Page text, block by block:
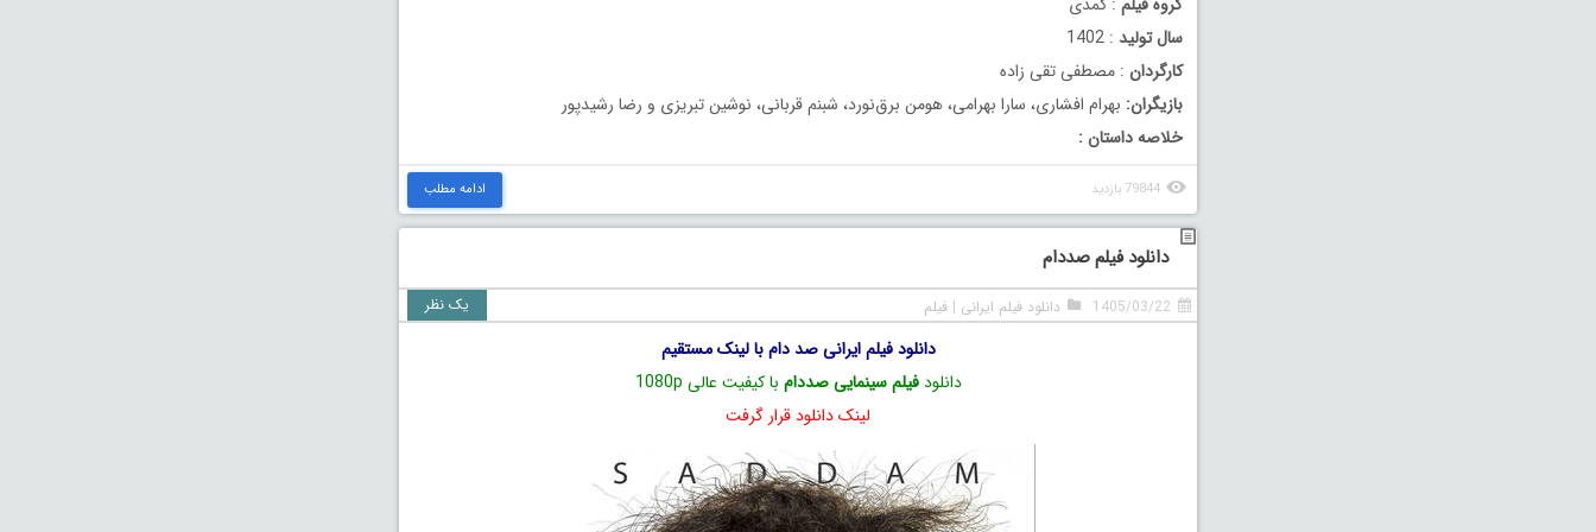
سال تولید : 1402
کارگردان : مصطفی تقی‌ زاده
بازیگران: بهرام افشاری، سارا بهرامی، هومن برق‌نورد، شبنم قربانی، نوشین تبریزی و رضا رشیدپور
خلاصه داستان :
79844 بازدید ادامه مطلب
دانلود فیلم صددام
1405/03/22 دانلود فیلم ایرانی | فیلم یک نظر
دانلود فیلم ایرانی صد دام با لینک مستقیم
دانلودفیلم سینمایی صددام با کیفیت عالی 1080p
لینک دانلود قرار گرفت